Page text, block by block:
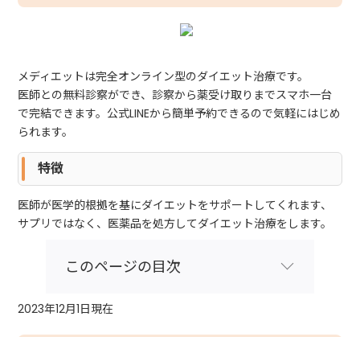
メディエットは完全オンライン型のダイエット治療です。
医師との無料診察ができ、診察から薬受け取りまでスマホ一台
で完結できます。公式LINEから簡単予約できるので気軽にはじめ
られます。
特徴
医師が医学的根拠を基にダイエットをサポートしてくれます、
サプリではなく、医薬品を処方してダイエット治療をします。
このページの目次
2023年12月1日現在